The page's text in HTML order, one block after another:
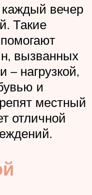
вечер
Такие
вызванных
нагрузкой,
и
местный
отличной